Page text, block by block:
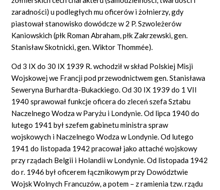
zaradności) u podległych mu oficerów i żołnierzy, gdy
piastował stanowisko dowódcze w 2 P. Szwoleżerów
Kaniowskich (płk Roman Abraham, płk Zakrzewski, gen.
Stanisław Skotnicki, gen. Wiktor Thommée).
Od 3 IX do 30 IX 1939 R. wchodził w skład Polskiej Misji
Wojskowej we Francji pod przewodnictwem gen. Stanisława
Seweryna Burhardta-Bukackiego. Od 30 IX 1939 do 1 VII
1940 sprawował funkcje oficera do zleceń szefa Sztabu
Naczelnego Wodza w Paryżu i Londynie. Od lipca 1940 do
lutego 1941 był szefem gabinetu ministra spraw
wojskowych i Naczelnego Wodza w Londynie. Od lutego
1941 do listopada 1942 pracował jakoattachéwojskowy
przy rządach Belgii i Holandii w Londynie. Od listopada 1942
do r. 1946 był oficerem łącznikowym przy Dowództwie
Wojsk Wolnych Francuzów, a potem – z ramienia tzw. rządu